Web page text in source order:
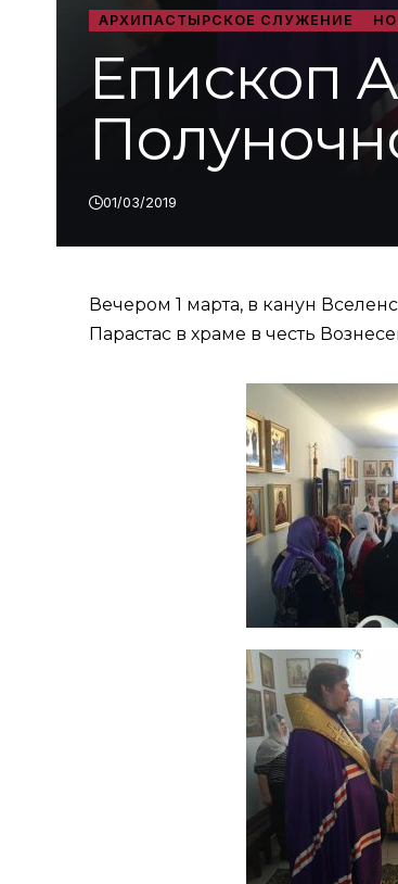
АРХИПАСТЫРСКОЕ СЛУЖЕНИЕ
Епископ
01/03/2019
Вечером 1 марта, в канун
Парастас в храме в честь